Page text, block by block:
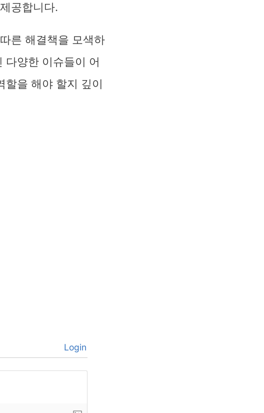
공합니다.
른 해결책을 모색하
다양한 이슈들이 어
할을 해야 할지 깊이
Login